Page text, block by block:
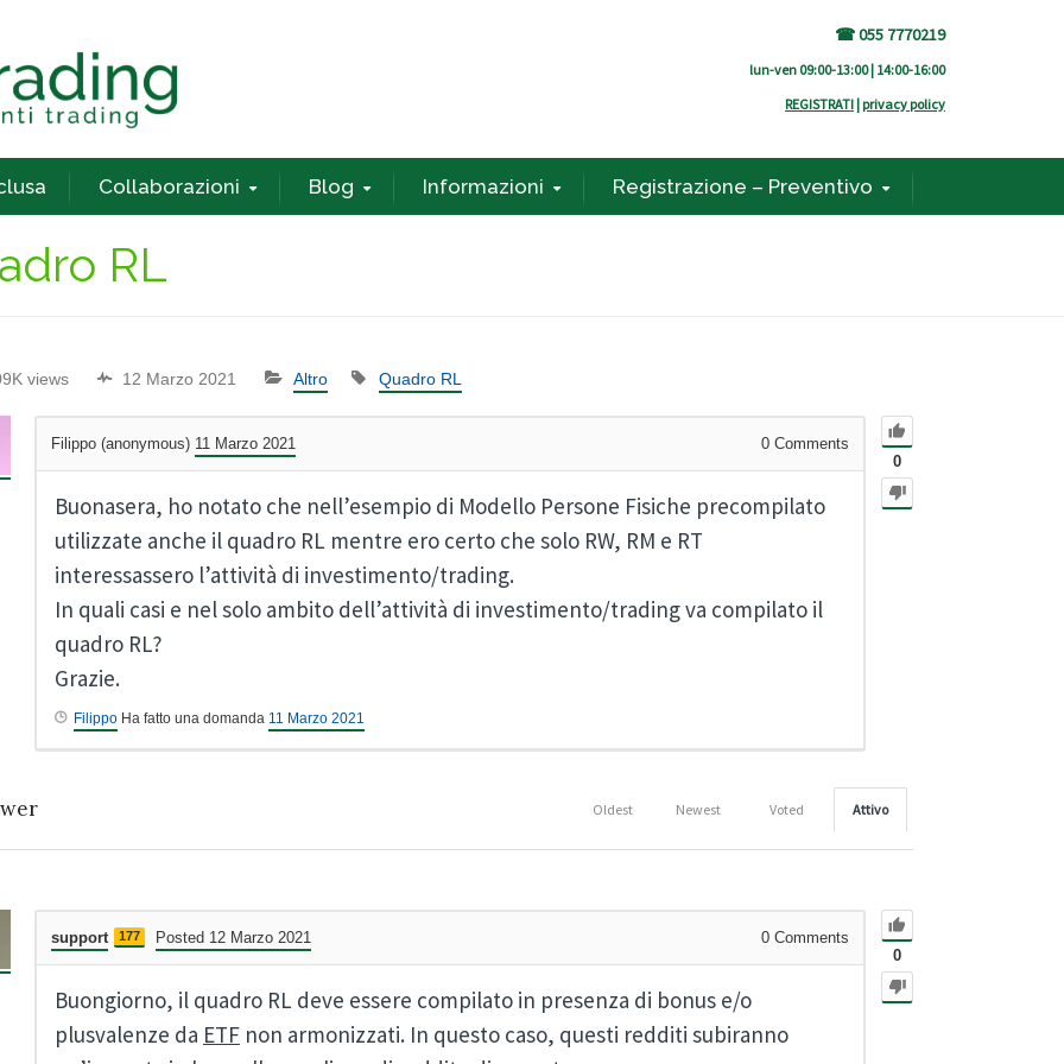
☎ 055 7770219
lun-ven 09:00-13:00 | 14:00-16:00
REGISTRATI | privacy policy
Collaborazioni Blog Informazioni Registrazione – Preventivo
RL
views 12 Marzo 2021 Altro Quadro RL
0
Filippo (anonymous) 11 Marzo 2021 0 Comments
Buonasera, ho notato che nell’esempio di Modello Persone Fisiche precompilato
utilizzate anche il quadro RL mentre ero certo che solo RW, RM e RT
interessassero l’attività di investimento/trading.
In quali casi e nel solo ambito dell’attività di investimento/trading va compilato il
quadro RL?
Grazie.
Filippo Ha fatto una domanda 11 Marzo 2021
Attivo
Voted
Newest
Oldest
0
support 177 Posted 12 Marzo 2021 0 Comments
Buongiorno, il quadro RL deve essere compilato in presenza di bonus e/o
plusvalenze da ETF non armonizzati. In questo caso, questi redditi subiranno